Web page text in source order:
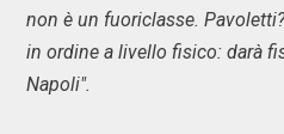
non è un fuoriclasse.
in ordine a livello fisico: darà
Napoli".